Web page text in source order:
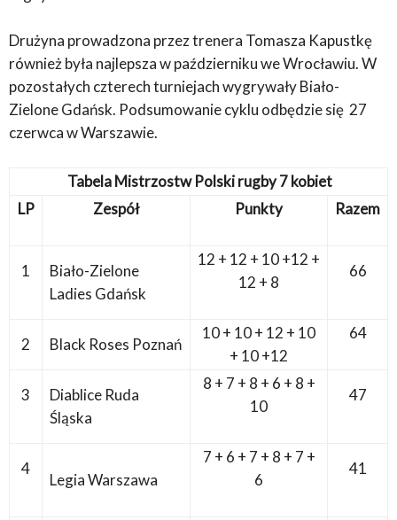
Drużyna prowadzona przez trenera Tomasza Kapustkę
również była najlepsza w październiku we Wrocławiu. W
pozostałych czterech turniejach wygrywały Biało-
Zielone Gdańsk. Podsumowanie cyklu odbędzie się 27
czerwca w Warszawie.
Tabela Mistrzostw Polski rugby 7 kobiet
LP
Zespół Punkty Razem
1
Biało-Zielone
Ladies Gdańsk
12 + 12 + 10 +12 +
12 + 8
66
2 Black Roses Poznań
10 + 10 + 12 + 10
+ 10 +12
64
3
Diablice Ruda
Śląska
8 + 7 + 8 + 6 + 8 +
10
47
4
Legia Warszawa
7 + 6 + 7 + 8 + 7 +
6
41